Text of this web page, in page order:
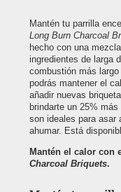
Mantén tu parrilla
Long Burn Charcoal
hecho con una
ingredientes de larga
combustión más
podrás mantener el
añadir nuevas
brindarte un 25%
son ideales para asar
ahumar. Está
Mantén el calor con
Charcoal Briquets.